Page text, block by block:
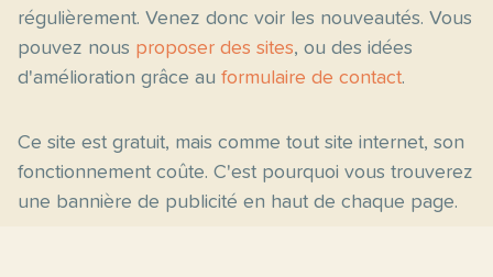
régulièrement. Venez donc voir les nouveautés. Vous
pouvez nous proposer des sites, ou des idées
d'amélioration grâce au formulaire de contact.
Ce site est gratuit, mais comme tout site internet, son
fonctionnement coûte. C'est pourquoi vous trouverez
une bannière de publicité en haut de chaque page.